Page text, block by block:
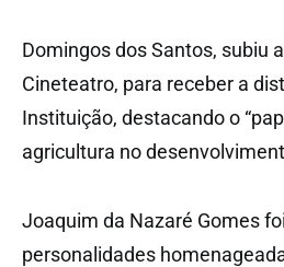
Domingos dos Santos, subiu
Cineteatro, para receber a
Instituição, destacando o
agricultura no
Joaquim da Nazaré Gomes
personalidades